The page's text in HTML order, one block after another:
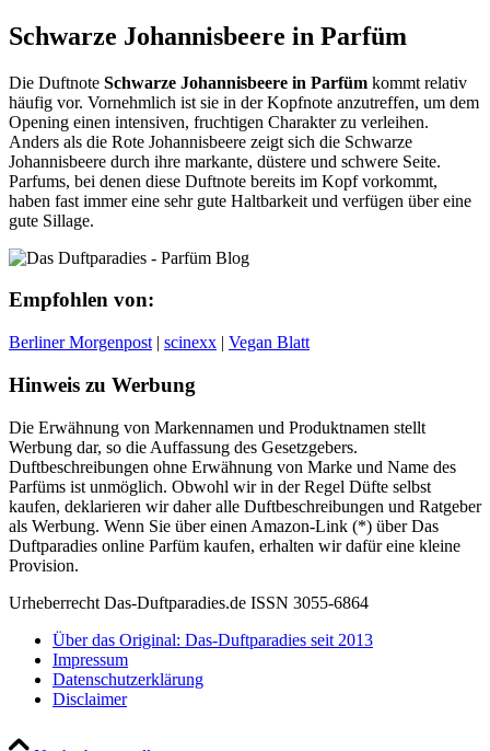
Schwarze Johannisbeere in Parfüm
Die Duftnote Schwarze Johannisbeere in Parfüm kommt relativ
häufig vor. Vornehmlich ist sie in der Kopfnote anzutreffen, um dem
Opening einen intensiven, fruchtigen Charakter zu verleihen.
Anders als die Rote Johannisbeere zeigt sich die Schwarze
Johannisbeere durch ihre markante, düstere und schwere Seite.
Parfums, bei denen diese Duftnote bereits im Kopf vorkommt,
haben fast immer eine sehr gute Haltbarkeit und verfügen über eine
gute Sillage.
Empfohlen von:
Berliner Morgenpost | scinexx | Vegan Blatt
Hinweis zu Werbung
Die Erwähnung von Markennamen und Produktnamen stellt
Werbung dar, so die Auffassung des Gesetzgebers.
Duftbeschreibungen ohne Erwähnung von Marke und Name des
Parfüms ist unmöglich. Obwohl wir in der Regel Düfte selbst
kaufen, deklarieren wir daher alle Duftbeschreibungen und Ratgeber
als Werbung. Wenn Sie über einen Amazon-Link (*) über Das
Duftparadies online Parfüm kaufen, erhalten wir dafür eine kleine
Provision.
Urheberrecht Das-Duftparadies.de ISSN 3055-6864
Über das Original: Das-Duftparadies seit 2013
Impressum
Datenschutzerklärung
Disclaimer